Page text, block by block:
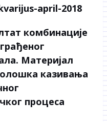
комбинације
Материјал
казивања
процеса